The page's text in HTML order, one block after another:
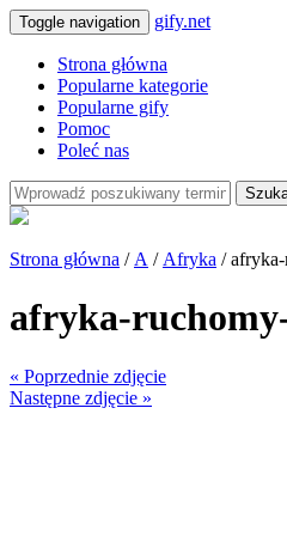
Toggle navigation gify.net
Strona główna
Popularne kategorie
Popularne gify
Pomoc
Poleć nas
Strona główna / A / Afryka /
afryka-
« Poprzednie zdjęcie
Następne zdjęcie »